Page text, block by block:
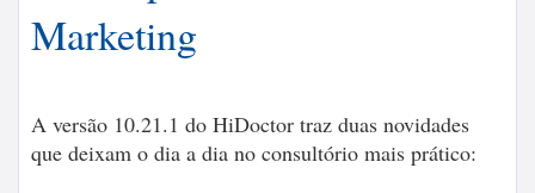
Marketing
A versão 10.21.1 do HiDoctor traz duas novidades
que deixam o dia a dia no consultório mais prático: